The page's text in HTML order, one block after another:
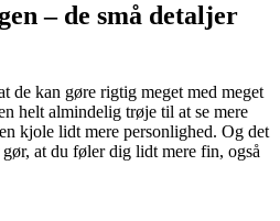
– de små detaljer
de kan gøre rigtig meget med meget
helt almindelig trøje til at se mere
kjole lidt mere personlighed. Og det
at du føler dig lidt mere fin, også